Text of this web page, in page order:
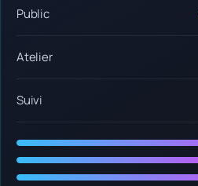
Public
Atelier
Suivi